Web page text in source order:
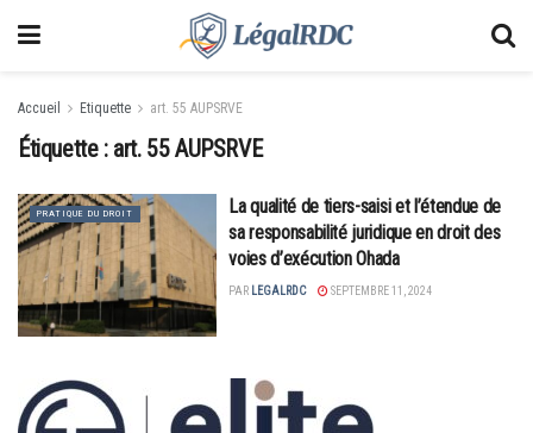
Accueil Etiquette art. 55 AUPSRVE
Étiquette : art. 55 AUPSRVE
PRATIQUE DU DROIT
La qualité de tiers-saisi et l’étendue de
sa responsabilité juridique en droit des
voies d’exécution Ohada
PAR LEGALRDC SEPTEMBRE 11, 2024